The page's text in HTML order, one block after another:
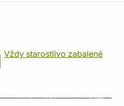
Vždy starostlivo zabalené